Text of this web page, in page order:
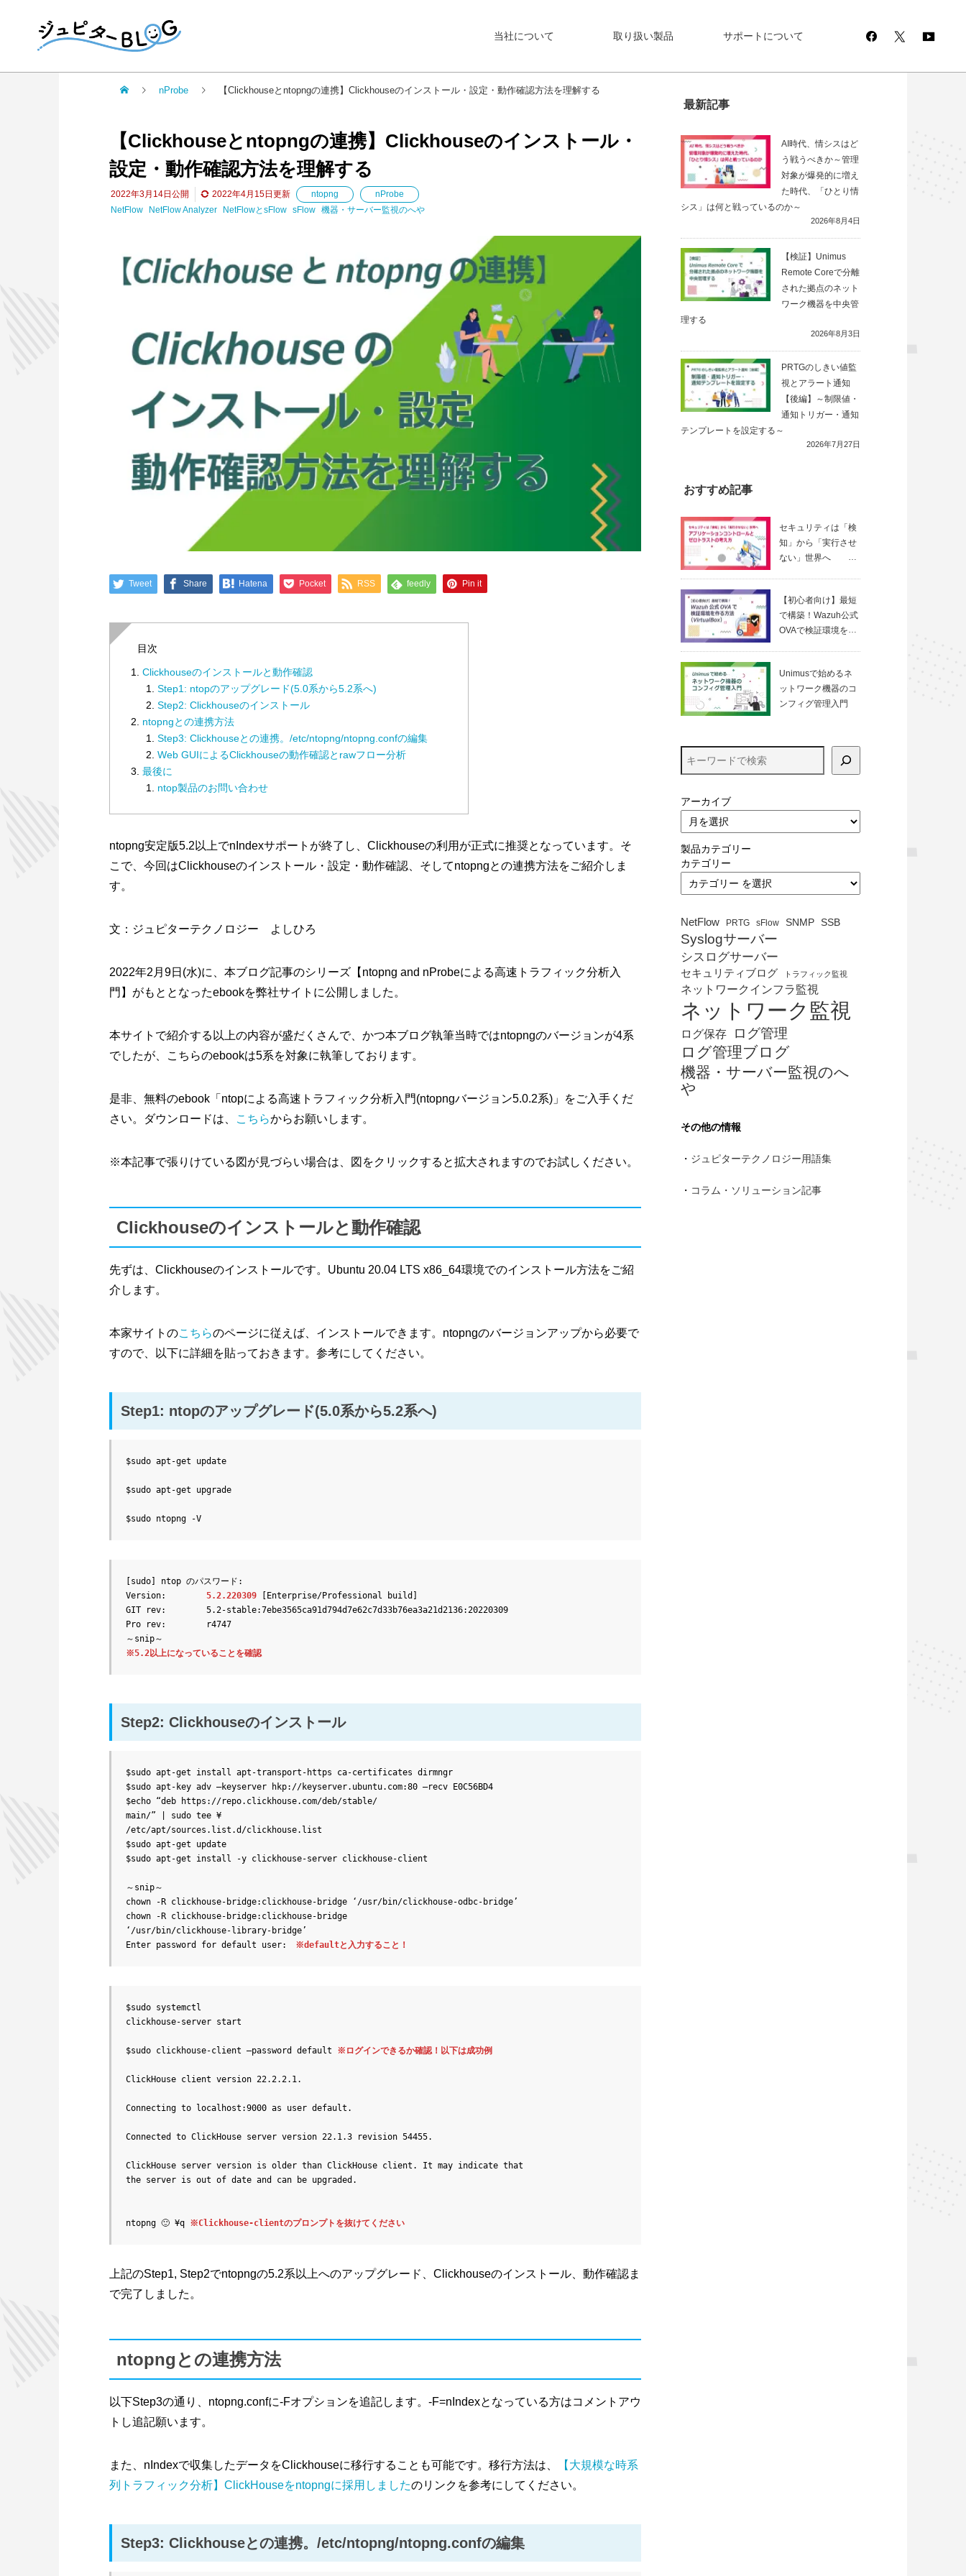
当社について 取り扱い製品 サポートについて
nProbe 【Clickhouseとntopngの連携】Clickhouseのインストール・設定・動作確認方法を理解する
【Clickhouseとntopngの連携】Clickhouseのインストール・
設定・動作確認方法を理解する
2022年3月14日 公開 2022年4月15日 更新 ntopng
nProbe
NetFlow
NetFlow Analyzer NetFlowとsFlow sFlow 機器・サーバー監視のへや
Tweet Share Hatena Pocket RSS feedly Pin it
目次
Clickhouseのインストールと動作確認
Step1: ntopのアップグレード(5.0系から5.2系へ)
Step2: Clickhouseのインストール
ntopngとの連携方法
Step3: Clickhouseとの連携。/etc/ntopng/ntopng.confの編集
Web GUIによるClickhouseの動作確認とrawフロー分析
最後に
ntop製品のお問い合わせ
ntopng安定版5.2以上でnIndexサポートが終了し、Clickhouseの利用が正式に推奨となっています。そ
こで、今回はClickhouseのインストール・設定・動作確認、そしてntopngとの連携方法をご紹介しま
す。
文：ジュピターテクノロジー よしひろ
2022年2月9日(水)に、本ブログ記事のシリーズ【ntopng and nProbeによる高速トラフィック分析入
門】がもととなったebookを弊社サイトに公開しました。
本サイトで紹介する以上の内容が盛だくさんで、かつ本ブログ執筆当時ではntopngのバージョンが4系
でしたが、こちらのebookは5系を対象に執筆しております。
是非、無料のebook「ntopによる高速トラフィック分析入門(ntopngバージョン5.0.2系)」をご入手くだ
さい。ダウンロードは、
こちらからお願いします。
※本記事で張りけている図が見づらい場合は、図をクリックすると拡大されますのでお試しください。
Clickhouseのインストールと動作確認
先ずは、Clickhouseのインストールです。Ubuntu 20.04 LTS x86_64環境でのインストール方法をご紹
介します。
本家サイトのこちらのページに従えば、インストールできます。ntopngのバージョンアップから必要で
すので、以下に詳細を貼っておきます。参考にしてください。
Step1: ntopのアップグレード(5.0系から5.2系へ)
$sudo apt-get update
$sudo apt-get upgrade
$sudo ntopng -V
[sudo] ntop のパスワード:
Version: 5.2.220309 [Enterprise/Professional build]
GIT rev:        5.2-stable:7ebe3565ca91d794d7e62c7d33b76ea3a21d2136:20220309
Pro rev:        r4747
※5.2以上になっていることを確認
Step2: Clickhouseのインストール
$sudo apt-get install apt-transport-https ca-certificates dirmngr
$sudo apt-key adv –keyserver hkp://keyserver.ubuntu.com:80 –recv E0C56BD4
$echo “deb https://repo.clickhouse.com/deb/stable/
main/” | sudo tee ¥
/etc/apt/sources.list.d/clickhouse.list
$sudo apt-get update
$sudo apt-get install -y clickhouse-server clickhouse-client
～snip～
chown -R clickhouse-bridge:clickhouse-bridge ‘/usr/bin/clickhouse-odbc-bridge’
chown -R clickhouse-bridge:clickhouse-bridge
‘/usr/bin/clickhouse-library-bridge’
Enter password for default user: ※defaultと入力すること！
$sudo systemctl
clickhouse-server start
$sudo clickhouse-client –password default ※ログインできるか確認！以下は成功例
ClickHouse client version 22.2.2.1.
Connecting to localhost:9000 as user default.
Connected to ClickHouse server version 22.1.3 revision 54455.
ClickHouse server version is older than ClickHouse client. It may indicate that
the server is out of date and can be upgraded.
ntopng 🙂 ¥q ※Clickhouse-clientのプロンプトを抜けてください
上記のStep1, Step2でntopngの5.2系以上へのアップグレード、Clickhouseのインストール、動作確認ま
で完了しました。
ntopngとの連携方法
以下Step3の通り、ntopng.confに-Fオプションを追記します。-F=nIndexとなっている方はコメントアウ
トし追記願います。
また、nIndexで収集したデータをClickhouseに移行することも可能です。移行方法は、
【大規模な時系
列トラフィック分析】ClickHouseをntopngに採用しましたのリンクを参考にしてください。
Step3: Clickhouseとの連携。/etc/ntopng/ntopng.confの編集
最新記事
AI時代、情シスはど
う戦うべきか～管理
対象が爆発的に増え
た時代、「ひとり情
シス」は何と戦っているのか～
2026年8月4日
【検証】Unimus
Remote Coreで分離
された拠点のネット
ワーク機器を中央管
理する
2026年8月3日
PRTGのしきい値監
視とアラート通知
【後編】～制限値・
通知トリガー・通知
テンプレートを設定する～
2026年7月27日
おすすめ記事
セキュリティは「検
知」から「実行させ
ない」世界へ
ールとゼロトラスト
の考え方
【初心者向け】最短
で構築！Wazuh公式
OVAで検証環境を作
Unimusで始めるネ
ットワーク機器のコ
ンフィグ管理入門
アーカイブ
製品カテゴリー
カテゴリー
NetFlow PRTG sFlow SNMP SSB
Syslogサーバー
シスログサーバー
セキュリティブログ トラフィック監視
ネットワークインフラ監視
ネットワーク監視
ログ保存 ログ管理
ログ管理ブログ
機器・サーバー監視のへ
や
その他の情報
・ ジュピターテクノロジー用語集
・ コラム・ソリューション記事